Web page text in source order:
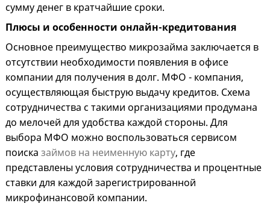
сумму денег в кратчайшие сроки.
Плюсы и особенности онлайн-кредитования
Основное преимущество микрозайма заключается в
отсутствии необходимости появления в офисе
компании для получения в долг. МФО - компания,
осуществляющая быструю выдачу кредитов. Схема
сотрудничества с такими организациями продумана
до мелочей для удобства каждой стороны. Для
выбора МФО можно воспользоваться сервисом
поиска займов на неименную карту, где
представлены условия сотрудничества и процентные
ставки для каждой зарегистрированной
микрофинансовой компании.